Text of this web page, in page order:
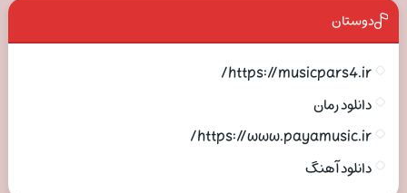
دوستان
https://musicpars4.ir/
دانلود رمان
https://www.payamusic.ir/
دانلود آهنگ